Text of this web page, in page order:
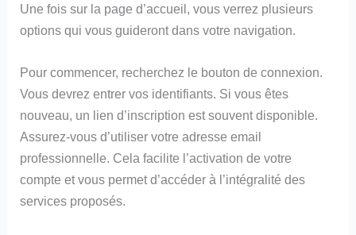
Une fois sur la page d’accueil, vous verrez plusieurs
options qui vous guideront dans votre navigation.
Pour commencer, recherchez le bouton de connexion.
Vous devrez entrer vos identifiants. Si vous êtes
nouveau, un lien d’inscription est souvent disponible.
Assurez-vous d’utiliser votre adresse email
professionnelle. Cela facilite l’activation de votre
compte et vous permet d’accéder à l’intégralité des
services proposés.